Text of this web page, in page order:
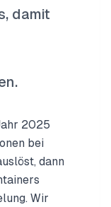
damit
2025
bei
dann
Wir